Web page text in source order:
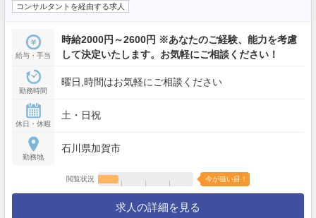
コンサルタントを経由する求人
給与・手当
時給2000円～2600円 ※あなたのご経験、能力を考慮
して決定いたします。お気軽にご相談ください！
勤務時間
曜日,時間はお気軽にご相談ください
休日・休暇
土・日祝
勤務地
石川県加賀市
閲覧状況 今が狙い目！
求人の詳細を見る